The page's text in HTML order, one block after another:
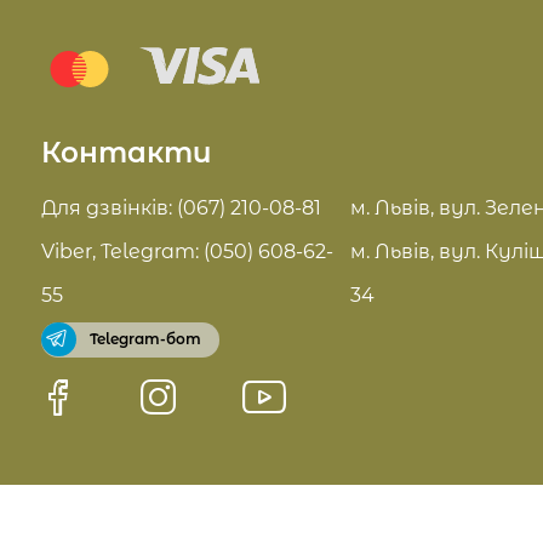
Актуальні знижки
Pro Age догляд
Відгуки
Договір оферти
Контакти
Для дзвінків: (067) 210-08-81
Viber, Telegram: (050) 608-62-
55
Telegram-бот
м. Львів, вул.
м. Львів, вул.
34